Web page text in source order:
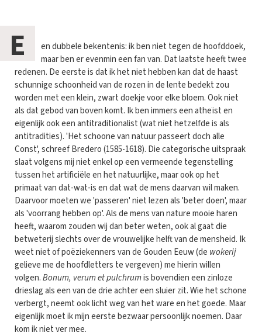
E
en dubbele bekentenis: ik ben niet tegen de hoofddoek,
maar ben er evenmin een fan van. Dat laatste heeft twee
redenen. De eerste is dat ik het niet hebben kan dat de haast
schunnige schoonheid van de rozen in de lente bedekt zou
worden met een klein, zwart doekje voor elke bloem. Ook niet
als dat gebod van boven komt. Ik ben immers een atheïst en
eigenlijk ook een antitraditionalist (wat niet hetzelfde is als
antitradities). 'Het schoone van natuur passeert doch alle
Const', schreef Bredero (1585-1618). Die categorische uitspraak
slaat volgens mij niet enkel op een vermeende tegenstelling
tussen het artificiële en het natuurlijke, maar ook op het
primaat van dat-wat-is en dat wat de mens daarvan wil maken.
Daarvoor moeten we 'passeren' niet lezen als 'beter doen', maar
als 'voorrang hebben op'. Als de mens van nature mooie haren
heeft, waarom zouden wij dan beter weten, ook al gaat die
betweterij slechts over de vrouwelijke helft van de mensheid. Ik
weet niet of poëziekenners van de Gouden Eeuw (de wokerij
gelieve me de hoofdletters te vergeven) me hierin willen
volgen.Bonum, verum et pulchrumis bovendien een zinloze
drieslag als een van de drie achter een sluier zit. Wie het schone
verbergt, neemt ook licht weg van het ware en het goede. Maar
eigenlijk moet ik mijn eerste bezwaar persoonlijk noemen. Daar
kom ik niet ver mee.